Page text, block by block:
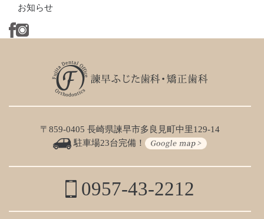
お知らせ
〒859-0405 長崎県諫早市多良見町中里129-14
駐車場23台完備！
0957-43-2212